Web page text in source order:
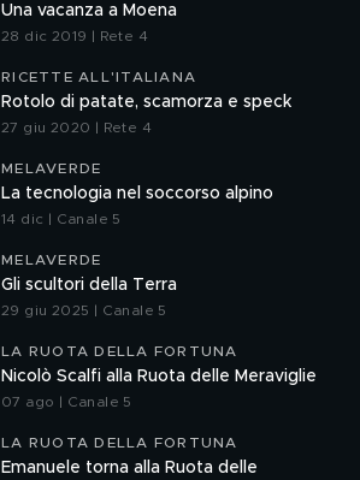
Una vacanza a Moena
28 dic 2019 | Rete 4
RICETTE ALL'ITALIANA
Rotolo di patate, scamorza e speck
27 giu 2020 | Rete 4
MELAVERDE
La tecnologia nel soccorso alpino
14 dic | Canale 5
MELAVERDE
Gli scultori della Terra
29 giu 2025 | Canale 5
LA RUOTA DELLA FORTUNA
Nicolò Scalfi alla Ruota delle Meraviglie
07 ago | Canale 5
LA RUOTA DELLA FORTUNA
Emanuele torna alla Ruota delle